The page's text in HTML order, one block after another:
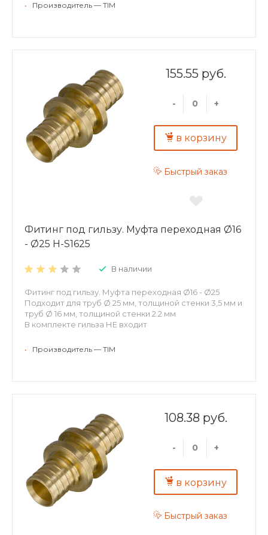
• Производитель — TIM
155.55 руб.
- +
в корзину
Быстрый заказ
Фитинг под гильзу. Муфта переходная Ø16
- Ø25 H-S1625
В наличии
Фитинг под гильзу. Муфта переходная Ø16 - Ø25
Подходит для труб Ø 25 мм, толщиной стенки 3,5 мм и
труб Ø 16 мм, толщиной стенки 2.2 мм
В комплекте гильза НЕ входит
• Производитель — TIM
108.38 руб.
- +
в корзину
Быстрый заказ